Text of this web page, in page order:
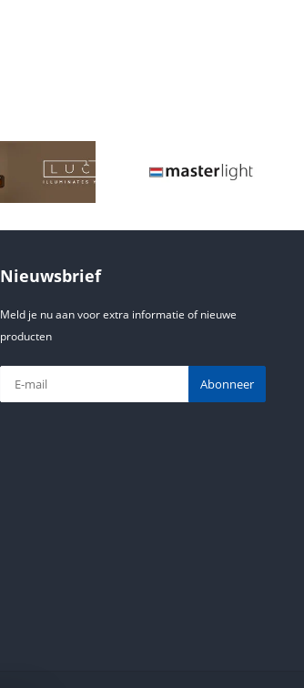
Nieuwsbrief
Meld je nu aan voor extra informatie of nieuwe
producten
Abonneer